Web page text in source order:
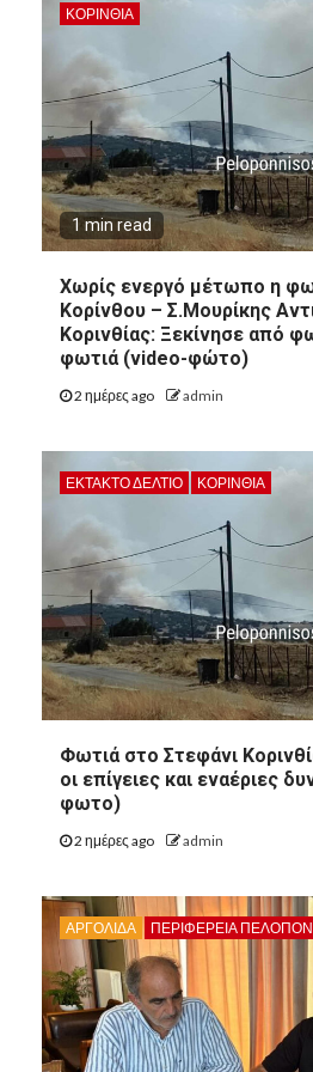
ΚΟΡΙΝΘΊΑ
1 min read
Χωρίς ενεργό μέτωπο η
Κορίνθου – Σ.Μουρίκης
Κορινθίας: Ξεκίνησε από
φωτιά (video-φώτο)
2 ημέρες ago admin
ΕΚΤΑΚΤΟ ΔΕΛΤΙΟ ΚΟΡΙΝΘΊΑ
Φωτιά στο Στεφάνι
οι επίγειες και εναέριες
φωτο)
2 ημέρες ago admin
ΑΡΓΟΛΙΔΑ ΠΕΡΙΦΈΡΕΙΑ